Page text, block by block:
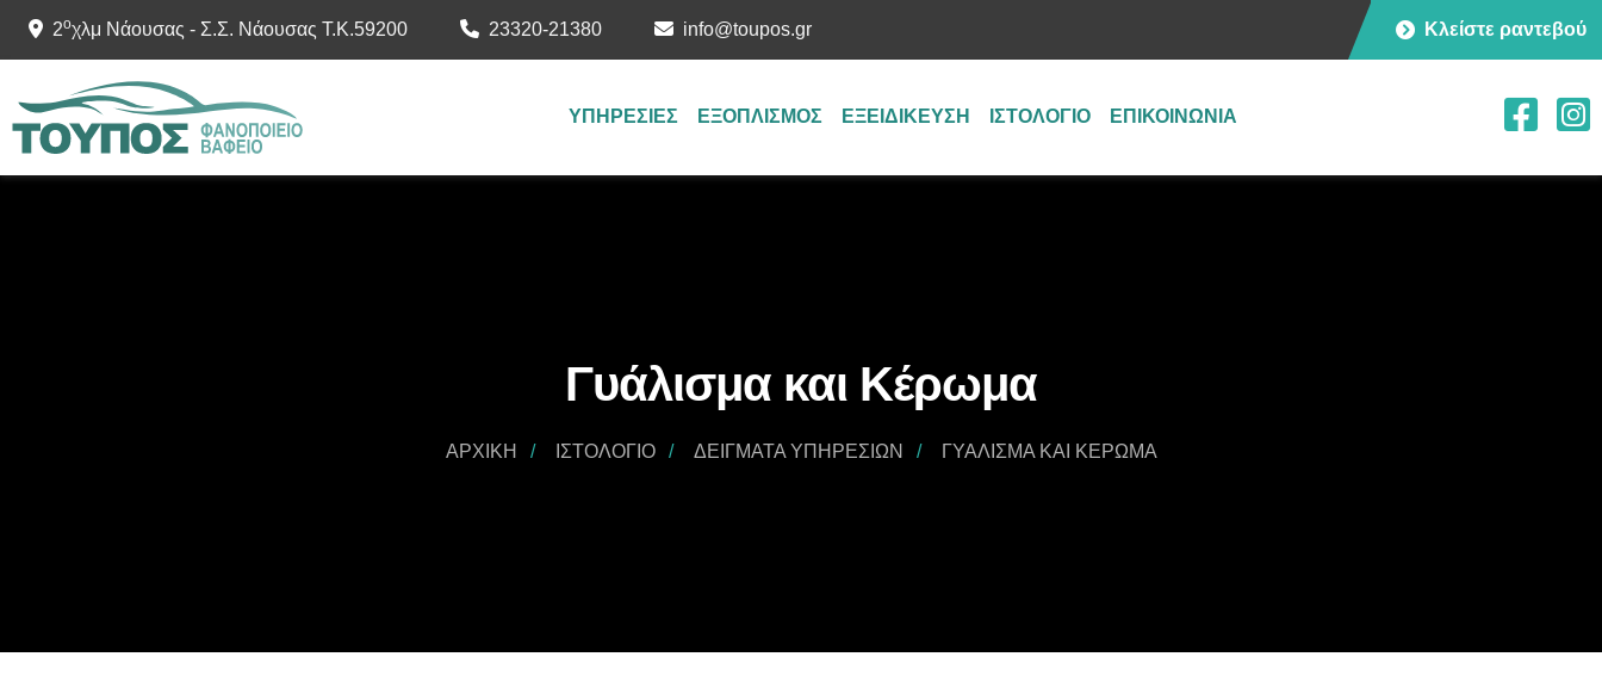
2οχλμ Νάουσας - Σ.Σ. Νάουσας Τ.Κ.59200 23320-21380 info@toupos.gr Κλείστε ραντεβού
ΥΠΗΡΕΣΙΕΣ ΕΞΟΠΛΙΣΜΟΣ ΕΞΕΙΔΙΚΕΥΣΗ ΙΣΤΟΛΟΓΙΟ ΕΠΙΚΟΙΝΩΝΙΑ
Γυάλισμα και Κέρωμα
ΑΡΧΙΚΉ ΙΣΤΟΛΌΓΙΟ ΔΕΊΓΜΑΤΑ ΥΠΗΡΕΣΙΏΝ ΓΥΆΛΙΣΜΑ ΚΑΙ ΚΈΡΩΜΑ